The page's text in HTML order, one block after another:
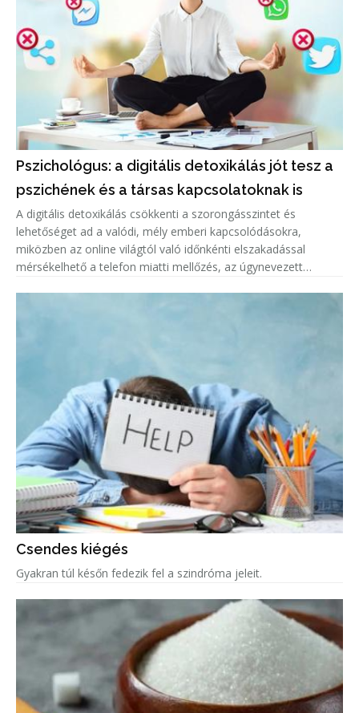
Pszichológus: a digitális detoxikálás jót tesz a
pszichének és a társas kapcsolatoknak is
A digitális detoxikálás csökkenti a szorongásszintet és
lehetőséget ad a valódi, mély emberi kapcsolódásokra,
miközben az online világtól való időnkénti elszakadással
mérsékelhető a telefon miatti mellőzés, az úgynevezett
Csendes kiégés
Gyakran túl későn fedezik fel a szindróma jeleit.